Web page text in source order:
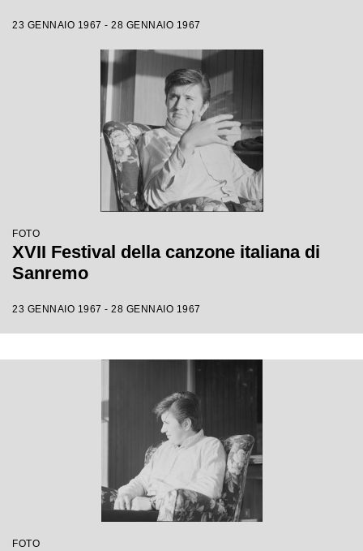
23 GENNAIO 1967 - 28 GENNAIO 1967
FOTO
XVII Festival della canzone italiana di
Sanremo
23 GENNAIO 1967 - 28 GENNAIO 1967
FOTO